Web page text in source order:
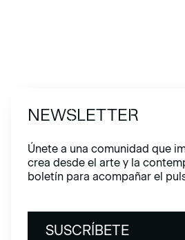
NEWSLETTER
Únete a una comunidad que
crea desde el arte y la
boletín para acompañar el
SUSCRÍBETE